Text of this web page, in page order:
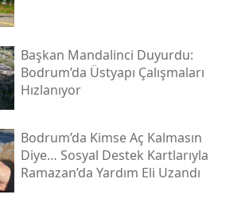
Başkan Mandalinci Duyurdu:
Bodrum’da Üstyapı Çalışmaları
Hızlanıyor
Bodrum’da Kimse Aç Kalmasın
Diye… Sosyal Destek Kartlarıyla
Ramazan’da Yardım Eli Uzandı